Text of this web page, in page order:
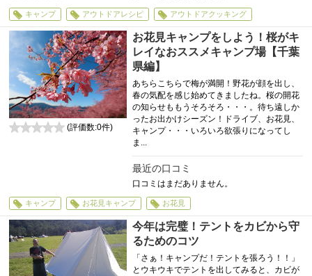
キャンプ アウトドアレシピ アウトドアクッキング
お花見キャンプをしよう！桜がキ
レイなおススメキャンプ場【千葉
県編】
あちらこちらで梅が満開！野花が顔を出し、
春の気配を感じ始めてきましたね。桜の開花
の知らせももうそろそろ・・・。待ち遠しか
ったお出かけシーズン！ドライブ、お花見、
キャンプ・・・いろいろ欲張りになってし
ま...
最近の口コミ
口コミはまだありません。
(評価数:0件)
キャンプ お花見キャンプ お花見
今年は完璧！テントをカビから守
るためのコツ
「さぁ！キャンプだ！テントを張ろう！！」
とウキウキでテントを出してみると、カビが